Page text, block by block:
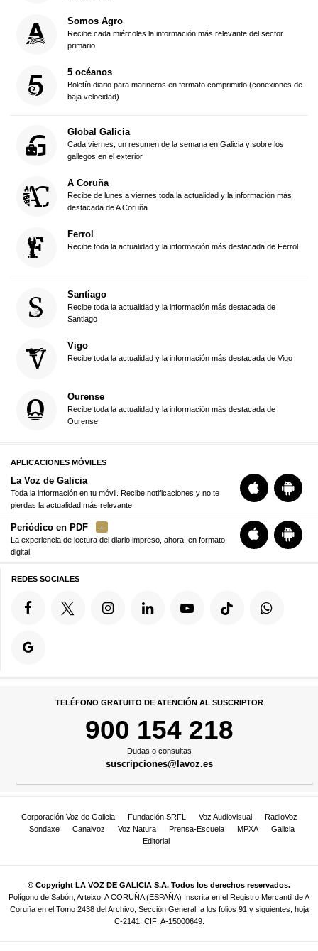
Somos Agro
Recibe cada miércoles la información más relevante del sector
primario
5 océanos
Boletín diario para marineros en formato comprimido (conexiones de
baja velocidad)
Global Galicia
Cada viernes, un resumen de la semana en Galicia y sobre los
gallegos en el exterior
A Coruña
Recibe de lunes a viernes toda la actualidad y la información más
destacada de A Coruña
Ferrol
Recibe toda la actualidad y la información más destacada de Ferrol
Santiago
Recibe toda la actualidad y la información más destacada de
Santiago
Vigo
Recibe toda la actualidad y la información más destacada de Vigo
Ourense
Recibe toda la actualidad y la información más destacada de
Ourense
APLICACIONES MÓVILES
La Voz de Galicia
Toda la información en tu móvil. Recibe notificaciones y no te
pierdas la actualidad más relevante
Periódico en PDF
La experiencia de lectura del diario impreso, ahora, en formato
digital
REDES SOCIALES
TELÉFONO GRATUITO DE ATENCIÓN AL SUSCRIPTOR
900 154 218
Dudas o consultas
suscripciones@lavoz.es
Corporación Voz de Galicia Fundación SRFL Voz Audiovisual
RadioVoz
Sondaxe
Canalvoz Voz Natura Prensa-Escuela MPXA
Galicia
Editorial
© Copyright LA VOZ DE GALICIA S.A. Todos los derechos reservados.
Polígono de Sabón, Arteixo, A CORUÑA (ESPAÑA) Inscrita en el Registro Mercantil de A
Coruña en el Tomo 2438 del Archivo, Sección General, a los folios 91 y siguientes, hoja
C-2141. CIF: A-15000649.